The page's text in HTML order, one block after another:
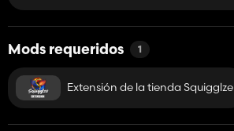
Mods requeridos 1
Extensión de la tienda Squigglze